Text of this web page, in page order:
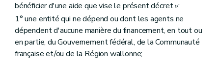
bénéficier d'une aide que vise le présent décret »:
1° une entité qui ne dépend ou dont les agents ne
dépendent d'aucune manière du financement, en tout ou
en partie, du Gouvernement fédéral, de la Communauté
française et/ou de la Région wallonne;